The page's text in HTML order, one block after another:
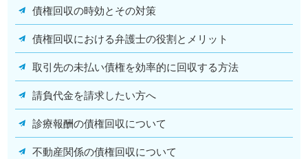
債権回収の時効とその対策
債権回収における弁護士の役割とメリット
取引先の未払い債権を効率的に回収する方法
請負代金を請求したい方へ
診療報酬の債権回収について
不動産関係の債権回収について